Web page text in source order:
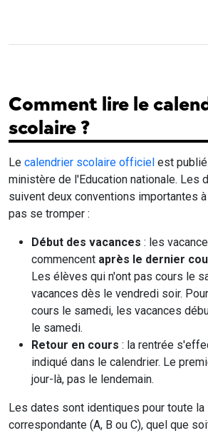
Comment lire le
scolaire ?
Le calendrier scolaire officiel est
ministère de l'Education nationale. Les
suivent deux conventions importantes
pas se tromper :
Début des vacances : les
commencent après le dernier
Les élèves qui n'ont pas cours le
vacances dès le vendredi soir.
cours le samedi, les vacances
le samedi.
Retour en cours : la rentrée
indiqué dans le calendrier. Le
jour-là, pas le lendemain.
Les dates sont identiques pour toute
correspondante (A, B ou C), quel que